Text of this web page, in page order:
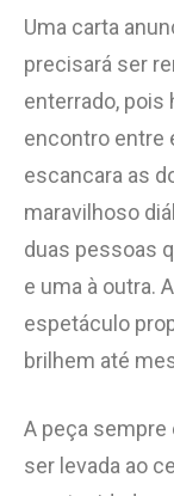
Uma carta
precisará ser
enterrado, pois
encontro entre
escancara as
maravilhoso
duas pessoas
e uma à outra.
espetáculo
brilhem até
A peça sempre
ser levada ao